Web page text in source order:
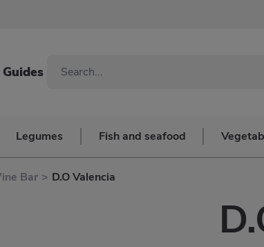
Guides
Legumes Fish and seafood
Bar > D.O Valencia